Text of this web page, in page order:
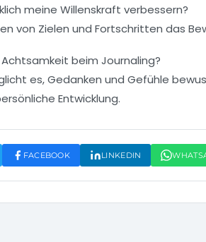
meine Willenskraft verbessern?
von Zielen und Fortschritten das
beim Journaling?
es, Gedanken und Gefühle
Entwicklung.
FACEBOOK LINKEDIN